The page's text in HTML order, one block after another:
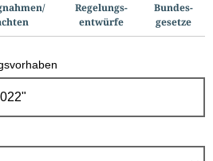
Regelungs­
entwürfe
Bundes­
gesetze